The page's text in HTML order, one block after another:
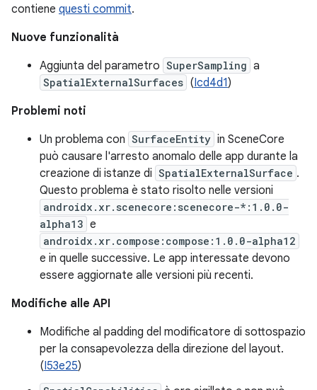
contiene questi commit.
Nuove funzionalità
Aggiunta del parametro SuperSampling a
SpatialExternalSurfaces (Icd4d1)
Problemi noti
Un problema con SurfaceEntity in SceneCore
può causare l'arresto anomalo delle app durante la
creazione di istanze di SpatialExternalSurface .
Questo problema è stato risolto nelle versioni
androidx.xr.scenecore:scenecore-*:1.0.0-
alpha13 e
androidx.xr.compose:compose:1.0.0-alpha12
e in quelle successive. Le app interessate devono
essere aggiornate alle versioni più recenti.
Modifiche alle API
Modifiche al padding del modificatore di sottospazio
per la consapevolezza della direzione del layout.
(I53e25)